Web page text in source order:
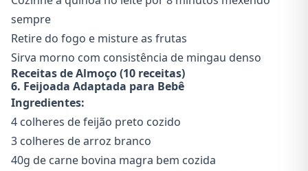
sempre
Retire do fogo e misture as frutas
Sirva morno com consistência de mingau denso
Receitas de Almoço (10 receitas)
6. Feijoada Adaptada para Bebê
Ingredientes:
4 colheres de feijão preto cozido
3 colheres de arroz branco
40g de carne bovina magra bem cozida